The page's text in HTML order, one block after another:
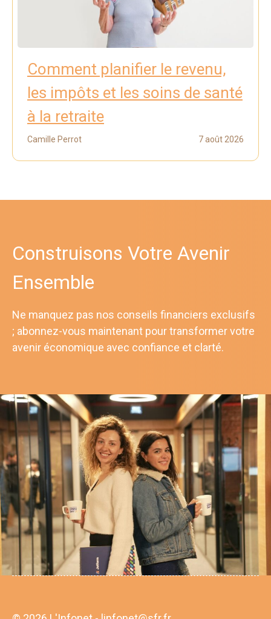
Comment planifier le revenu,
les impôts et les soins de santé
à la retraite
Camille Perrot 7 août 2026
Construisons Votre Avenir
Ensemble
Ne manquez pas nos conseils financiers exclusifs
; abonnez-vous maintenant pour transformer votre
avenir économique avec confiance et clarté.